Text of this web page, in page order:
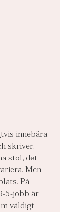
innebära
skriver.
stol, det
Men
På
5-jobb är
väldigt